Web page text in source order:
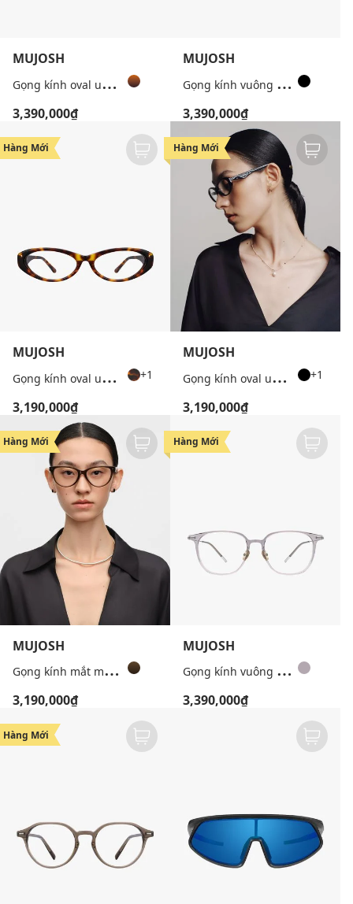
MUJOSH
G
ọng kính oval unisex bản mảnh cá tính
3,390,000₫
MUJOSH
G
ọng kính vuông unisex bản mảnh
3,390,000₫
Hàng Mới
MUJOSH
G
ọng kính oval unisex thời trang +1
3,190,000₫
Hàng Mới
MUJOSH
G
ọng kính oval unisex thời trang +1
3,190,000₫
Hàng Mới
MUJOSH
G
ọng kính mắt mèo unisex cá tính
3,190,000₫
Hàng Mới
MUJOSH
G
ọng kính vuông unisex bản mảnh
3,390,000₫
Hàng Mới